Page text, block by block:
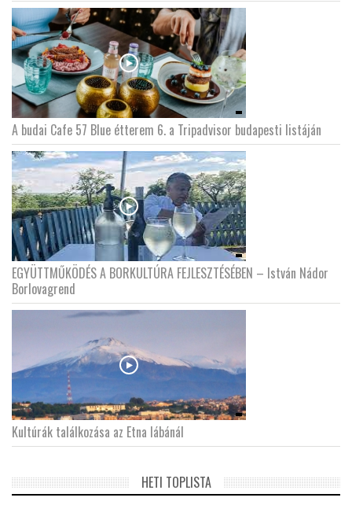
A budai Cafe 57 Blue étterem 6. a Tripadvisor budapesti listáján
EGYÜTTMŰKÖDÉS A BORKULTÚRA FEJLESZTÉSÉBEN – István Nádor
Borlovagrend
Kultúrák találkozása az Etna lábánál
HETI TOPLISTA